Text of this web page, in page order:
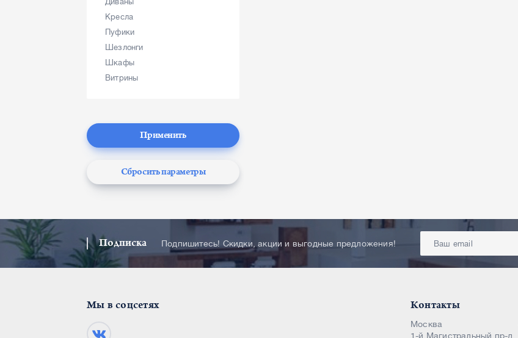
Кресла
Пуфики
Шезлонги
Шкафы
Витрины
Применить
Сбросить параметры
Подписка Подпишитесь! Скидки, акции и выгодные предложения!
Мы в соцсетях Контакты
Москва
1-й Магистральный пр-д,